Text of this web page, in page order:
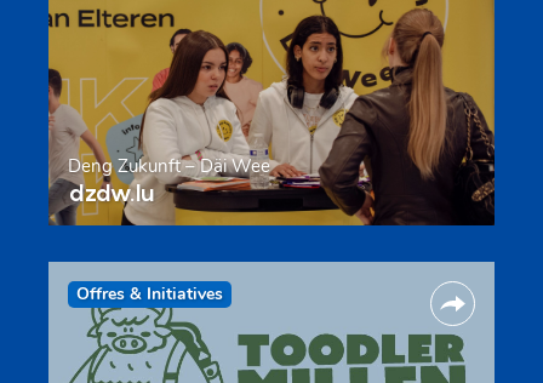
Deng Zukunft – Däi Wee
dzdw.lu
Offres & Initiatives